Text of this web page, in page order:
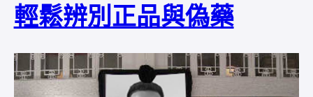
輕鬆辨別正品與偽藥